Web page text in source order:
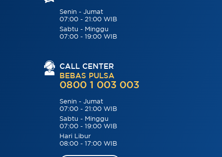
Senin - Jumat
07:00 - 21:00 WIB
Sabtu - Minggu
07:00 - 19:00 WIB
CALL CENTER
BEBAS PULSA
0800 1 003 003
Senin - Jumat
07:00 - 21:00 WIB
Sabtu - Minggu
07:00 - 19:00 WIB
Hari Libur
08:00 - 17:00 WIB